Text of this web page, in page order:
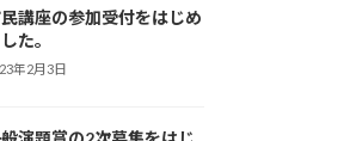
講座の参加受付をはじめ
た。
年2月3日